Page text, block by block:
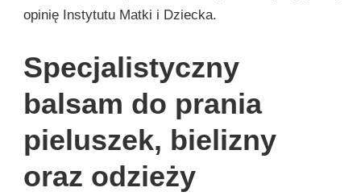
opinię Instytutu Matki i Dziecka.
Specjalistyczny
balsam do prania
pieluszek, bielizny
oraz odzieży